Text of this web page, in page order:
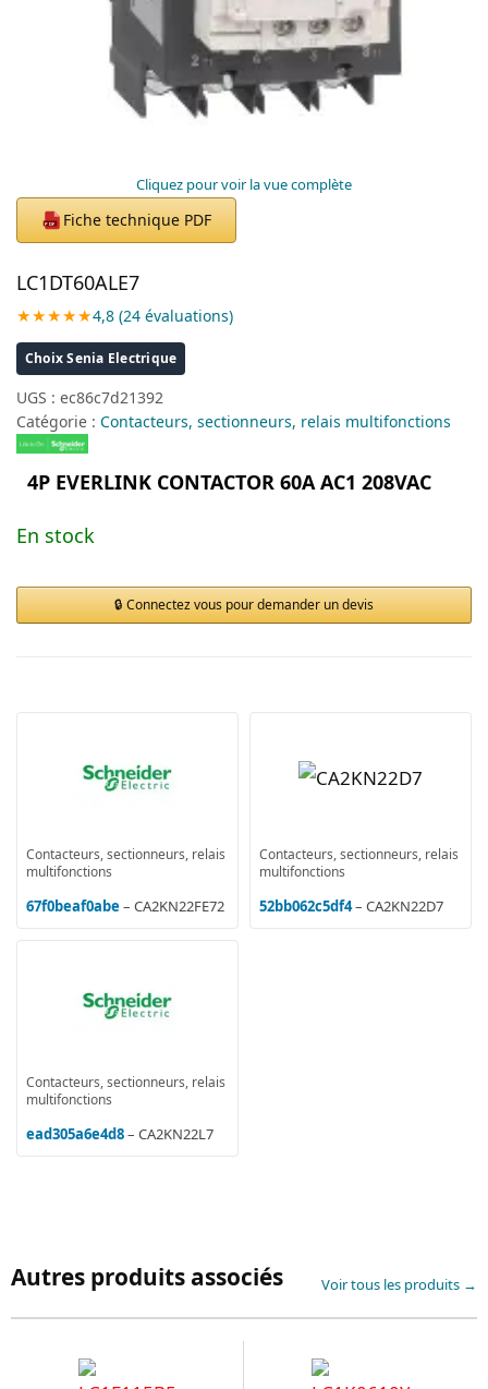
Cliquez pour voir la vue complète
PDF Fiche technique PDF
LC1DT60ALE7
★★★★★4,8 (24 évaluations)
Choix Senia Electrique
UGS : ec86c7d21392
Catégorie : Contacteurs, sectionneurs, relais multifonctions
4P EVERLINK CONTACTOR 60A AC1 208VAC
En stock
Connectez vous pour demander un devis
Contacteurs, sectionneurs, relais
multifonctions
67f0beaf0abe– CA2KN22FE72
Contacteurs, sectionneurs, relais
multifonctions
52bb062c5df4– CA2KN22D7
Contacteurs, sectionneurs, relais
multifonctions
ead305a6e4d8– CA2KN22L7
Autres produits associés Voir tous les produits →